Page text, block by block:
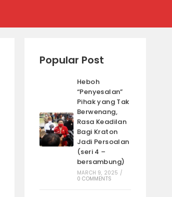
Popular Post
Heboh
“Penyesalan”
Pihak yang Tak
Berwenang,
Rasa Keadilan
Bagi Kraton
Jadi Persoalan
(seri 4 –
bersambung)
MARCH 9, 2025 /
0 COMMENTS